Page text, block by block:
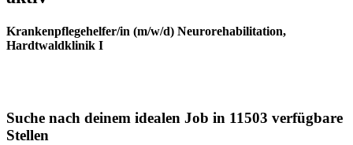
Krankenpflegehelfer/in (m/w/d) Neurorehabilitation,
Hardtwaldklinik I
Suche nach deinem idealen Job in 11503 verfügbare
Stellen